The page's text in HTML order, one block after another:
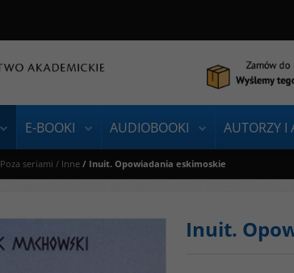
E-BOOKI AUDIOBOOKI AUTORZY I
Poza seriami / Inne / Inuit. Opowiadania eskimoskie
Inuit.